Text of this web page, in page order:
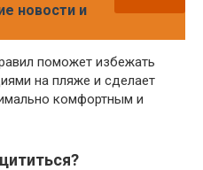
новости и
поможет избежать
на пляже и сделает
комфортным и